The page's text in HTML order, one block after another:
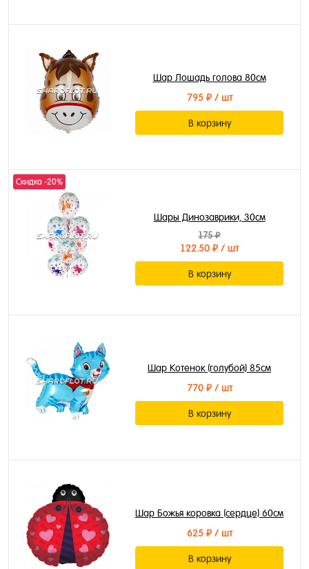
Шар Лошадь голова 80см
795 ₽/ шт
В корзину
Скидка -20%
Шары Динозаврики, 30см
175 ₽
122.50 ₽/ шт
В корзину
Шар Котенок (голубой) 85см
770 ₽/ шт
В корзину
Шар Божья коровка (сердце) 60см
625 ₽/ шт
В корзину